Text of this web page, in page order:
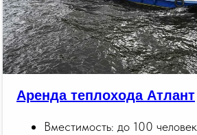
Аренда теплохода Атлант
Вместимость: до 100 человек